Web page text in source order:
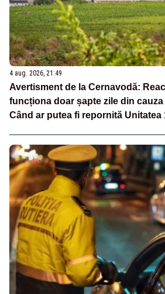
4 aug. 2026, 21:49
Avertisment de la Cernavodă:
funcționa doar șapte zile din
Când ar putea fi repornită Unitatea